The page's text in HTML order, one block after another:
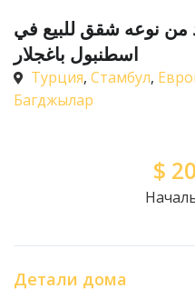
من نوعه شقق للبيع في
اسطنبول باغجلار
Турция, Стамбул,
Багджылар
$
Детали дома